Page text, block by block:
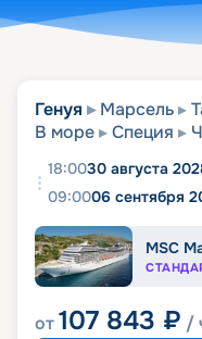
Генуя Марсель
В море
Специя
18:0030 августа
09:0006 сентября
MSC
от107 843 ₽ /